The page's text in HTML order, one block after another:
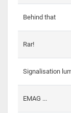
Behind that
Rar!
Signalisation
EMAG ...